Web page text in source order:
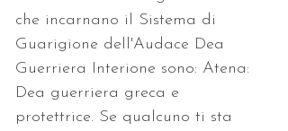
che incarnano il Sistema di
Guarigione dell'Audace Dea
Guerriera Interione sono: Atena:
Dea guerriera greca e
protettrice. Se qualcuno ti sta